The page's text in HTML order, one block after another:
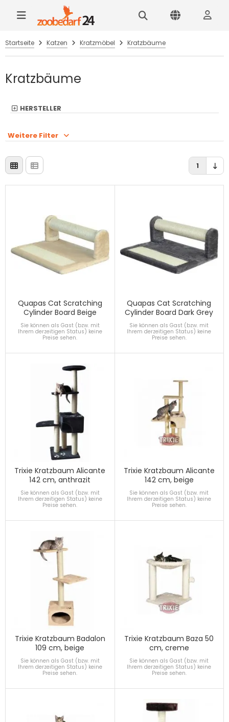
Startseite Katzen Kratzmöbel Kratzbäume
Kratzbäume
HERSTELLER
Weitere Filter
1
Quapas Cat Scratching
Cylinder Board Beige
Sie können als Gast (bzw. mit
Ihrem derzeitigen Status) keine
Preise sehen.
Quapas Cat Scratching
Cylinder Board Dark Grey
Sie können als Gast (bzw. mit
Ihrem derzeitigen Status) keine
Preise sehen.
Trixie Kratzbaum Alicante
142 cm, anthrazit
Sie können als Gast (bzw. mit
Ihrem derzeitigen Status) keine
Preise sehen.
Trixie Kratzbaum Alicante
142 cm, beige
Sie können als Gast (bzw. mit
Ihrem derzeitigen Status) keine
Preise sehen.
Trixie Kratzbaum Badalon
109 cm, beige
Sie können als Gast (bzw. mit
Ihrem derzeitigen Status) keine
Preise sehen.
Trixie Kratzbaum Baza 50
cm, creme
Sie können als Gast (bzw. mit
Ihrem derzeitigen Status) keine
Preise sehen.